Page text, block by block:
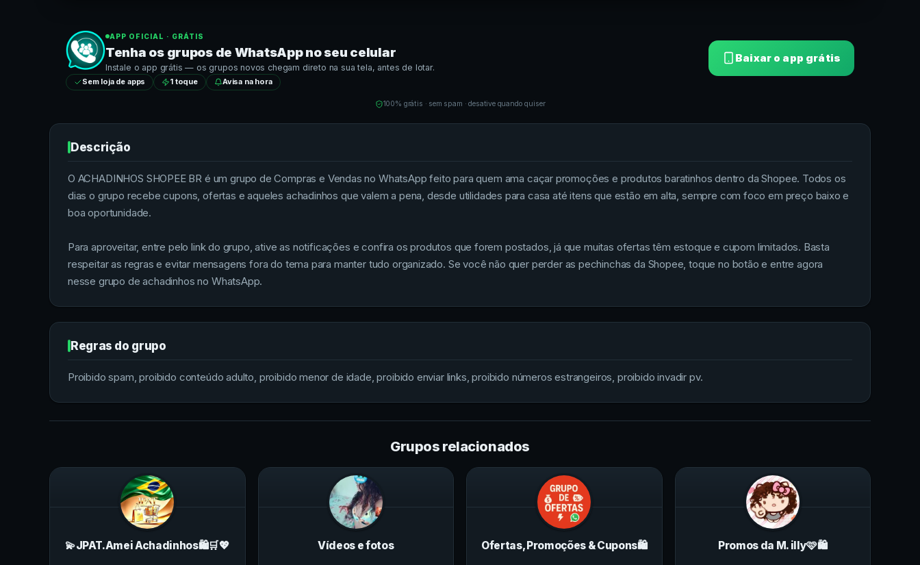
APP OFICIAL · GRÁTIS
Tenha os grupos de WhatsAppno seu celular
Instale o app grátis — os grupos novos chegam direto na sua tela, antes de lotar.
Sem loja de apps 1 toque Avisa na hora
Baixar o app grátis
100% grátis · sem spam · desative quando quiser
Descrição
O ACHADINHOS SHOPEE BR é um grupo de Compras e Vendas no WhatsApp feito para quem ama caçar promoções e produtos baratinhos dentro da Shopee. Todos os
dias o grupo recebe cupons, ofertas e aqueles achadinhos que valem a pena, desde utilidades para casa até itens que estão em alta, sempre com foco em preço baixo e
boa oportunidade.
Para aproveitar, entre pelo link do grupo, ative as notificações e confira os produtos que forem postados, já que muitas ofertas têm estoque e cupom limitados. Basta
respeitar as regras e evitar mensagens fora do tema para manter tudo organizado. Se você não quer perder as pechinchas da Shopee, toque no botão e entre agora
nesse grupo de achadinhos no WhatsApp.
Regras do grupo
Proibido spam, proibido conteúdo adulto, proibido menor de idade, proibido enviar links, proibido números estrangeiros, proibido invadir pv.
Grupos relacionados
💫JPAT.Amei Achadinhos🛍🛒💖 Vídeos e fotos Ofertas, Promoções & Cupons🛍️ Promos da M. illy🩷🛍️